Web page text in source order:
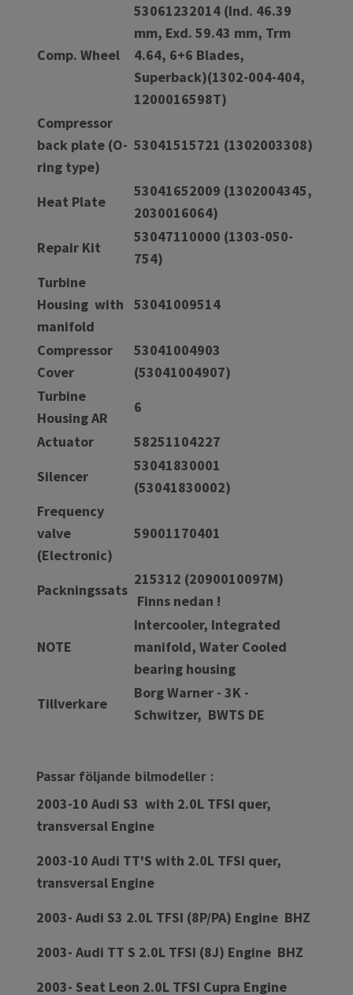
Comp. Wheel
53061232014 (Ind. 46.39
mm, Exd. 59.43 mm, Trm
4.64, 6+6 Blades,
Superback)(1302-004-404,
1200016598T)
Compressor
back plate (O-
ring type)
53041515721 (1302003308)
Heat Plate
53041652009 (1302004345,
2030016064)
Repair Kit
53047110000 (1303-050-
754)
Turbine
Housing with
manifold
53041009514
Compressor
Cover
53041004903
(53041004907)
Turbine
Housing AR
6
Actuator
58251104227
Silencer
53041830001
(53041830002)
Frequency
valve
(Electronic)
59001170401
Packningssats
215312 (2090010097M)
Finns nedan !
NOTE
Intercooler, Integrated
manifold, Water Cooled
bearing housing
Tillverkare
Borg Warner - 3K -
Schwitzer, BWTS DE
Passar följande bilmodeller :
2003-10 Audi S3 with 2.0L TFSI quer,
transversal Engine
2003-10 Audi TT'S with 2.0L TFSI quer,
transversal Engine
2003- Audi S3 2.0L TFSI (8P/PA) Engine BHZ
2003- Audi TT S 2.0L TFSI (8J) Engine BHZ
2003- Seat Leon 2.0L TFSI Cupra Engine